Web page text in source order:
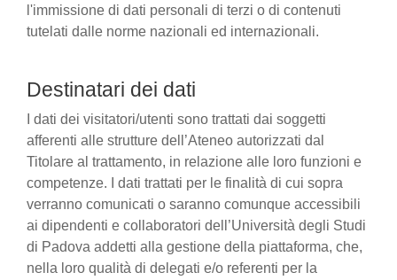
l'immissione di dati personali di terzi o di contenuti
tutelati dalle norme nazionali ed internazionali.
Destinatari dei dati
I dati dei visitatori/utenti sono trattati dai soggetti
afferenti alle strutture dell’Ateneo autorizzati dal
Titolare al trattamento, in relazione alle loro funzioni e
competenze. I dati trattati per le finalità di cui sopra
verranno comunicati o saranno comunque accessibili
ai dipendenti e collaboratori dell’Università degli Studi
di Padova addetti alla gestione della piattaforma, che,
nella loro qualità di delegati e/o referenti per la